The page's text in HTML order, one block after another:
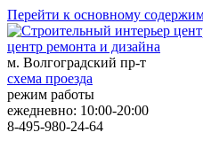
Перейти к основному
центр ремонта и дизайна
м. Волгоградский пр-т
схема проезда
режим работы
ежедневно: 10:00-20:00
8-495-980-24-64